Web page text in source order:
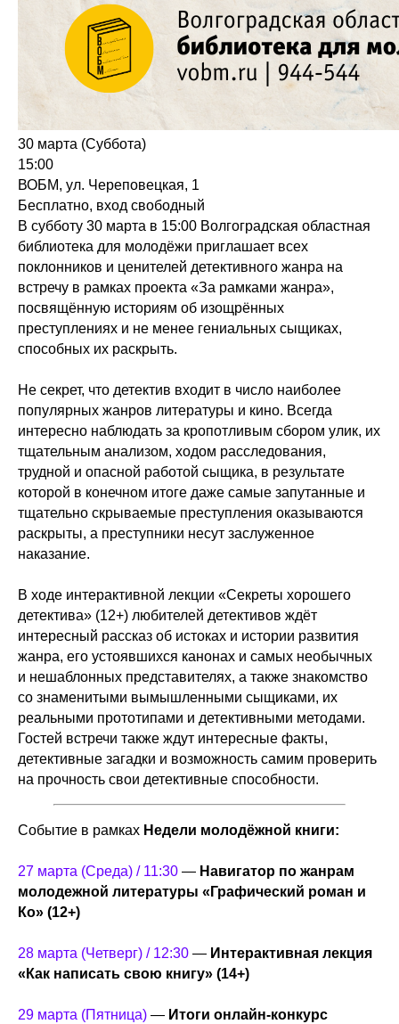
30 марта (Суббота)
15:00
ВОБМ, ул. Череповецкая, 1
Бесплатно, вход свободный
В субботу 30 марта в 15:00 Волгоградская областная
библиотека для молодёжи приглашает всех
поклонников и ценителей детективного жанра на
встречу в рамках проекта «За рамками жанра»,
посвящённую историям об изощрённых
преступлениях и не менее гениальных сыщиках,
способных их раскрыть.
Не секрет, что детектив входит в число наиболее
популярных жанров литературы и кино. Всегда
интересно наблюдать за кропотливым сбором улик, их
тщательным анализом, ходом расследования,
трудной и опасной работой сыщика, в результате
которой в конечном итоге даже самые запутанные и
тщательно скрываемые преступления оказываются
раскрыты, а преступники несут заслуженное
наказание.
В ходе интерактивной лекции «Секреты хорошего
детектива» (12+) любителей детективов ждёт
интересный рассказ об истоках и истории развития
жанра, его устоявшихся канонах и самых необычных
и нешаблонных представителях, а также знакомство
со знаменитыми вымышленными сыщиками, их
реальными прототипами и детективными методами.
Гостей встречи также ждут интересные факты,
детективные загадки и возможность самим проверить
на прочность свои детективные способности.
Событие в рамках Недели молодёжной книги:
27 марта (Среда) / 11:30 — Навигатор по жанрам
молодежной литературы «Графический роман и
Ко» (12+)
28 марта (Четверг) / 12:30 — Интерактивная лекция
«Как написать свою книгу» (14+)
29 марта (Пятница) — Итоги онлайн-конкурс